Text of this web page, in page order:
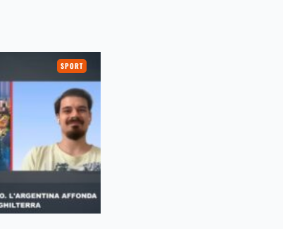
SPORT